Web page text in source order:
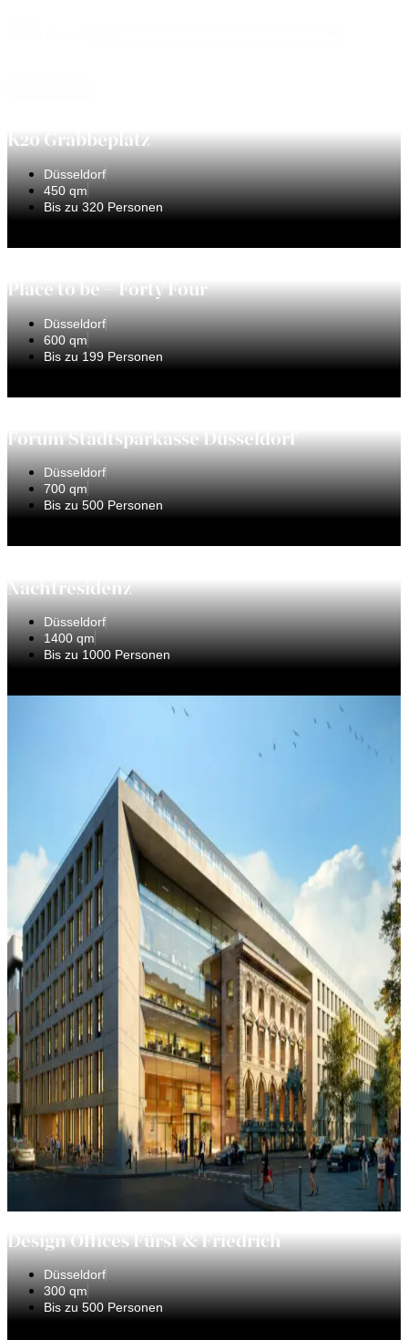
K20 Grabbeplatz
Düsseldorf
450 qm
Bis zu 320 Personen
Place to be – Forty Four
Düsseldorf
600 qm
Bis zu 199 Personen
Forum Stadtsparkasse Düsseldorf
Düsseldorf
700 qm
Bis zu 500 Personen
Nachtresidenz
Düsseldorf
1400 qm
Bis zu 1000 Personen
Design Offices Fürst & Friedrich
Düsseldorf
300 qm
Bis zu 500 Personen